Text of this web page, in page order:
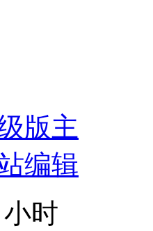
版主
编辑
时